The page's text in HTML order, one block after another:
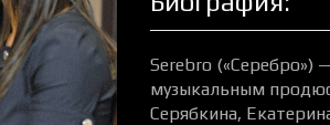
Serebro («Серебро»)
музыкальным
Серябкина,